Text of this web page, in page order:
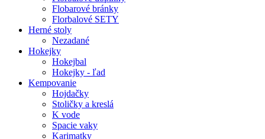
Flobarové bránky
Florbalové SETY
Herné stoly
Nezadané
Hokejky
Hokejbal
Hokejky - ľad
Kempovanie
Hojdačky
Stoličky a kreslá
K vode
Spacie vaky
Karimatky